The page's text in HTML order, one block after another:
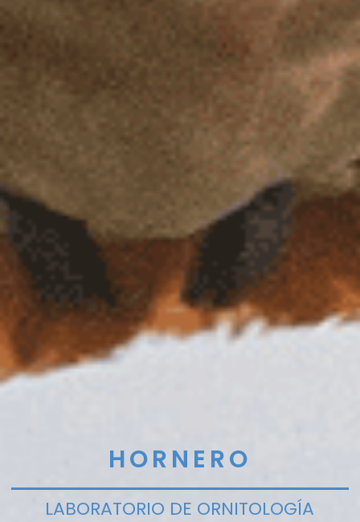
HORNERO
LABORATORIO DE ORNITOLOGÍA